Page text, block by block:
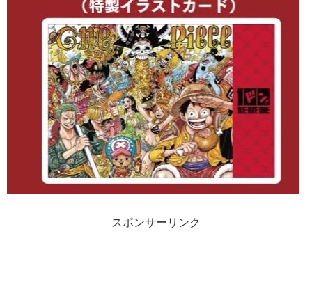
スポンサーリンク